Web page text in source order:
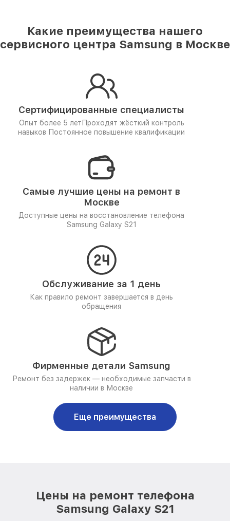
Какие преимущества нашего
сервисного центра Samsung в Москве
Сертифицированные специалисты
Опыт более 5 лет Проходят жёсткий контроль
навыков Постоянное повышение квалификации
Самые лучшие цены на ремонт в
Москве
Доступные цены на восстановление телефона
Samsung Galaxy S21
Обслуживание за 1 день
Как правило ремонт завершается в день
обращения
Фирменные детали Samsung
Ремонт без задержек — необходимые запчасти в
наличии в Москве
Еще преимущества
Цены на ремонт телефона
Samsung Galaxy S21